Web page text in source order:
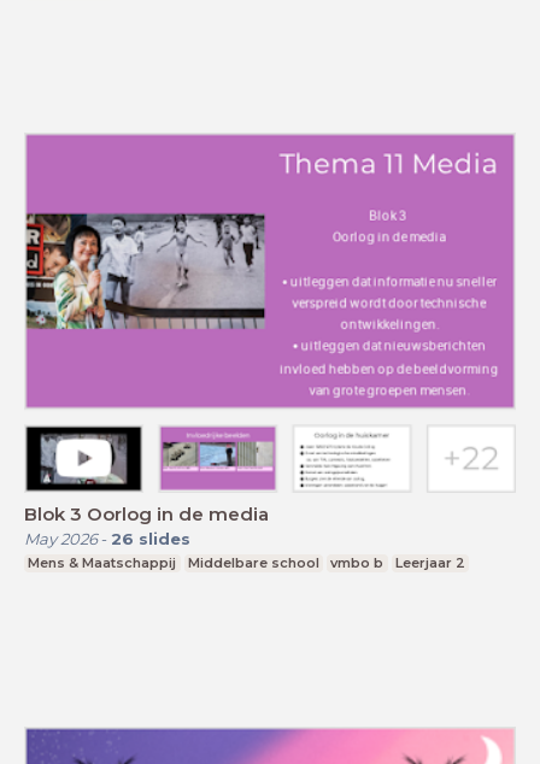
Blok 3 Oorlog in de media
May 2026- 26 slides
Mens & Maatschappij Middelbare school vmbo b Leerjaar 2